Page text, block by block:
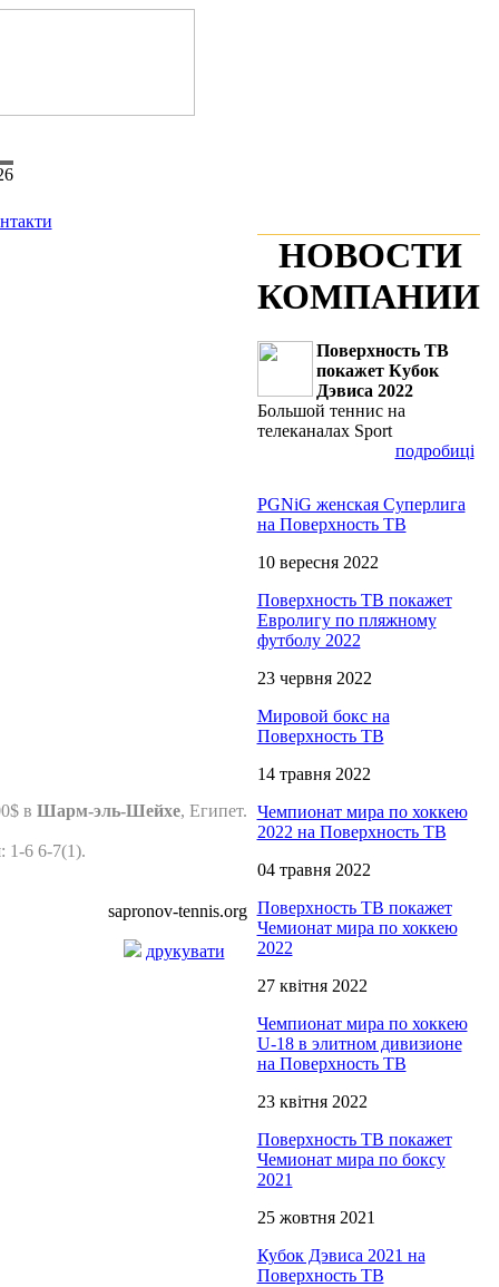
в Шарм-эль-Шейхе, Египет.
: 1-6 6-7(1).
sapronov-tennis.org
друкувати
НОВОСТИ
КОМПАНИИ
Поверхность ТВ
покажет Кубок
Дэвиса 2022
Большой теннис на
телеканалах Sport
подробиці
PGNiG женская Суперлига
на Поверхность ТВ
10 вересня 2022
Поверхность ТВ покажет
Евролигу по пляжному
футболу 2022
23 червня 2022
Мировой бокс на
Поверхность ТВ
14 травня 2022
Чемпионат мира по хоккею
2022 на Поверхность ТВ
04 травня 2022
Поверхность ТВ покажет
Чемионат мира по хоккею
2022
27 квітня 2022
Чемпионат мира по хоккею
U-18 в элитном дивизионе
на Поверхность ТВ
23 квітня 2022
Поверхность ТВ покажет
Чемионат мира по боксу
2021
25 жовтня 2021
Кубок Дэвиса 2021 на
Поверхность ТВ